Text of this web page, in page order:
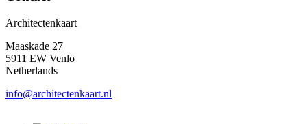
Architectenkaart
Maaskade 27
5911 EW Venlo
Netherlands
info@architectenkaart.nl